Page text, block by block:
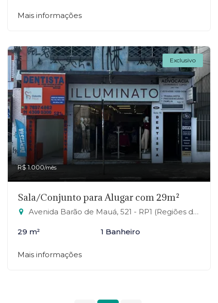
Mais informações
Exclusivo
R$ 1.000/mês
Sala/Conjunto para Alugar com 29m²
Avenida Barão de Mauá, 521 - RP1 (Regiões de Planejamento), Mauá-SP
29 m² 1 Banheiro
Mais informações